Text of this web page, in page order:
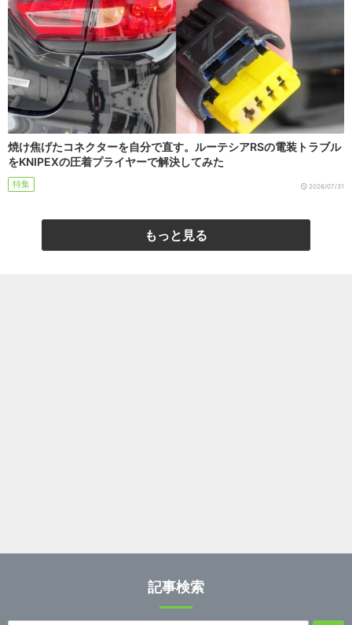
焼け焦げたコネクターを自分で直す。ルーテシアRSの電装トラブル
をKNIPEXの圧着プライヤーで解決してみた
特集 2026/07/31
もっと見る
記事検索